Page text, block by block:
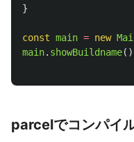
}
const main = new
main. showBuildname
parcelでコンパイ